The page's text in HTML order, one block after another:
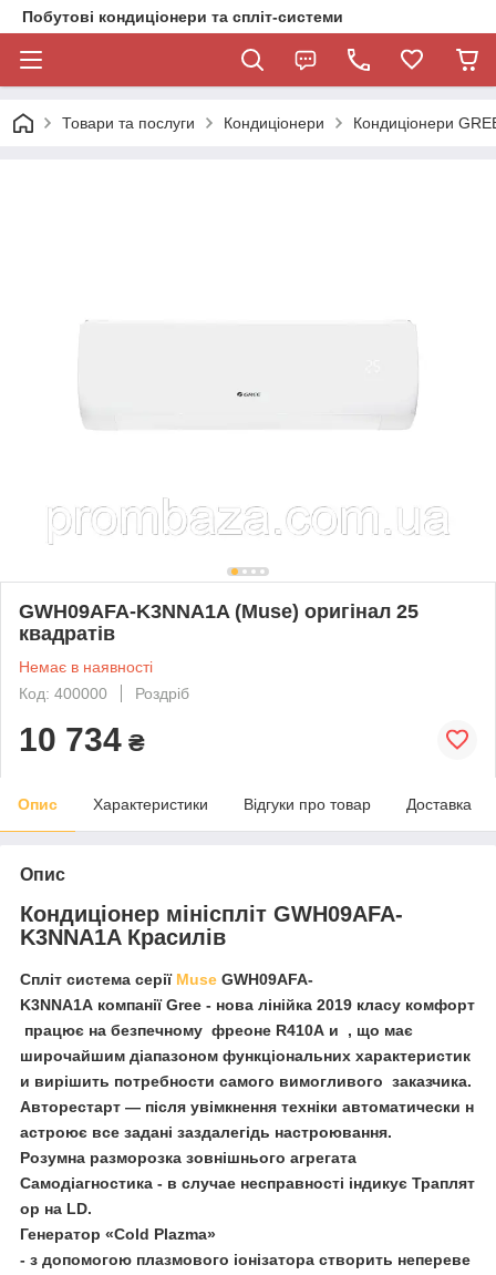
Побутові кондиціонери та спліт-системи
Товари та послуги Кондиціонери Кондиціонери
GWH09AFA-K3NNA1A (Muse) оригінал 25
квадратів
Немає в наявності
Код: 400000
Роздріб
10 734 ₴
Опис Характеристики Відгуки про товар Доставка
Опис
Кондиціонер мініспліт GWH09AFA-
K3NNA1A Красилів
Спліт система серії Muse GWH09AFA-
K3NNA1A компанії Gree - нова лінійка 2019 класу комфорт
працює на безпечному фреоне R410A и , що має
широчайшим діапазоном функціональних характеристик
и вирішить потребности самого вимогливого заказчика.
Авторестарт — після увімкнення техніки автоматически н
астроює все задані заздалегідь настроювання.
Розумна разморозка зовнішнього агрегата
Самодіагностика - в случае несправності індикує Траплят
ор на LD.
Генератор «Cold Plazma»
- з допомогою плазмового іонізатора створить непереве